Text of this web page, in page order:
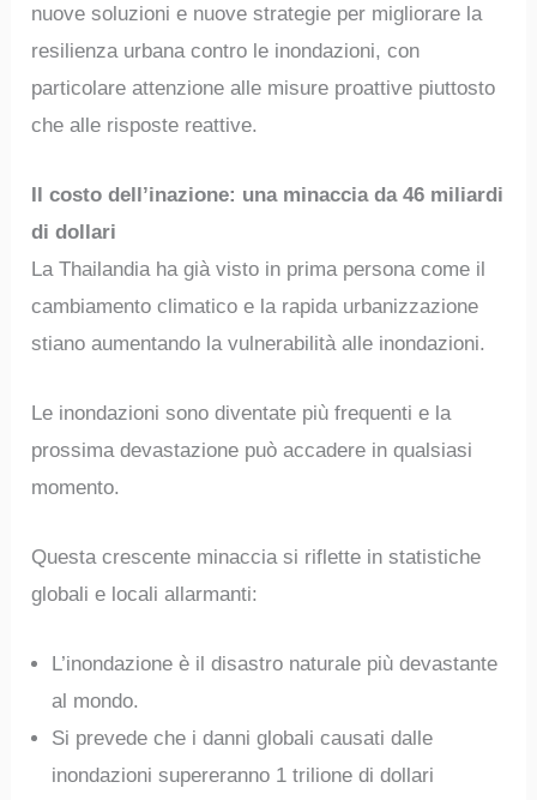
nuove soluzioni e nuove strategie per migliorare la
resilienza urbana contro le inondazioni, con
particolare attenzione alle misure proattive piuttosto
che alle risposte reattive.
Il costo dell’inazione: una minaccia da 46 miliardi
di dollari
La Thailandia ha già visto in prima persona come il
cambiamento climatico e la rapida urbanizzazione
stiano aumentando la vulnerabilità alle inondazioni.
Le inondazioni sono diventate più frequenti e la
prossima devastazione può accadere in qualsiasi
momento.
Questa crescente minaccia si riflette in statistiche
globali e locali allarmanti:
L’inondazione è il disastro naturale più devastante
al mondo.
Si prevede che i danni globali causati dalle
inondazioni supereranno 1 trilione di dollari